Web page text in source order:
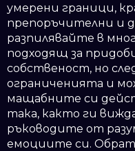
умерени граници,
препоръчителни и
разпилявайте в
подходящ за
собственост, но
ограниченията и
мащабните си
така, както ги
ръководите от
емоциите си.